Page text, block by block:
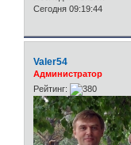
Сегодня 09:19:44
Valer54
Администратор
Рейтинг: